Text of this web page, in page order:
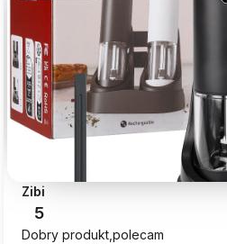
Zibi
5
Dobry produkt,polecam